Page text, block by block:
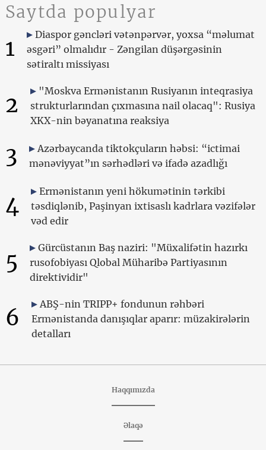
Saytda populyar
1
Diaspor gəncləri vətənpərvər, yoxsa “məlumat
əsgəri” olmalıdır - Zəngilan düşərgəsinin
sətiraltı missiyası
2
"Moskva Ermənistanın Rusiyanın inteqrasiya
strukturlarından çıxmasına nail olacaq": Rusiya
XKX-nin bəyanatına reaksiya
3
Azərbaycanda tiktokçuların həbsi: “ictimai
mənəviyyat”ın sərhədləri və ifadə azadlığı
4
Ermənistanın yeni hökumətinin tərkibi
təsdiqlənib, Paşinyan ixtisaslı kadrlara vəzifələr
vəd edir
5
Gürcüstanın Baş naziri: "Müxalifətin hazırkı
rusofobiyası Qlobal Müharibə Partiyasının
direktividir"
6
ABŞ-nin TRIPP+ fondunun rəhbəri
Ermənistanda danışıqlar aparır: müzakirələrin
detalları
Haqqımızda
Əlaqə